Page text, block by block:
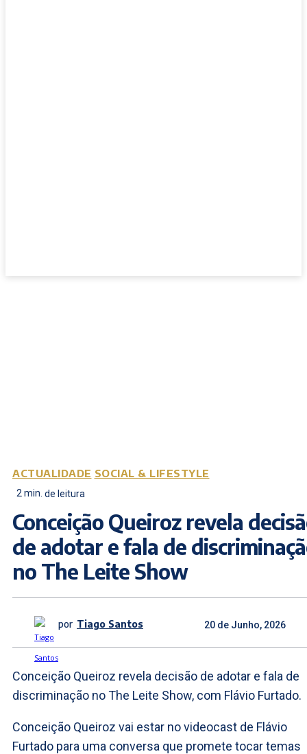
ACTUALIDADE SOCIAL & LIFESTYLE
2min. de leitura
Conceição Queiroz revela
de adotar e fala de
no The Leite Show
por Tiago Santos 20 de Junho, 2026
Conceição Queiroz revela decisão de adotar e fala de
discriminação no The Leite Show, com Flávio Furtado.
Conceição Queiroz vai estar no videocast de Flávio
Furtado para uma conversa que promete tocar temas